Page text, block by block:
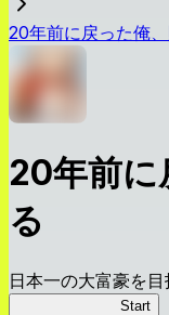
20年前に戻った俺
20年前に
る
日本一の大富豪を目
Start